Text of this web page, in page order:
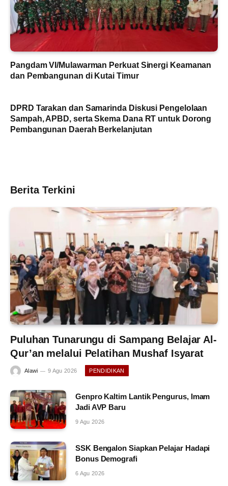
Pangdam VI/Mulawarman Perkuat Sinergi Keamanan
dan Pembangunan di Kutai Timur
DPRD Tarakan dan Samarinda Diskusi Pengelolaan
Sampah, APBD, serta Skema Dana RT untuk Dorong
Pembangunan Daerah Berkelanjutan
Berita Terkini
Puluhan Tunarungu di Sampang Belajar Al-
Qur’an melalui Pelatihan Mushaf Isyarat
Alawi 9 Agu 2026 PENDIDIKAN
Genpro Kaltim Lantik Pengurus, Imam
Jadi AVP Baru
9 Agu 2026
SSK Bengalon Siapkan Pelajar Hadapi
Bonus Demografi
6 Agu 2026